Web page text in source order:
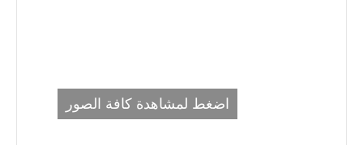
اضغط لمشاهدة كافة الصور